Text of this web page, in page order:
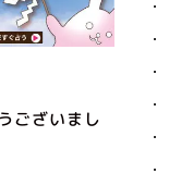
ございまし